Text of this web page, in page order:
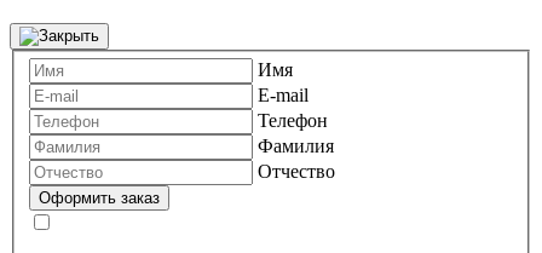
Имя
E-mail
Телефон
Фамилия
Отчество